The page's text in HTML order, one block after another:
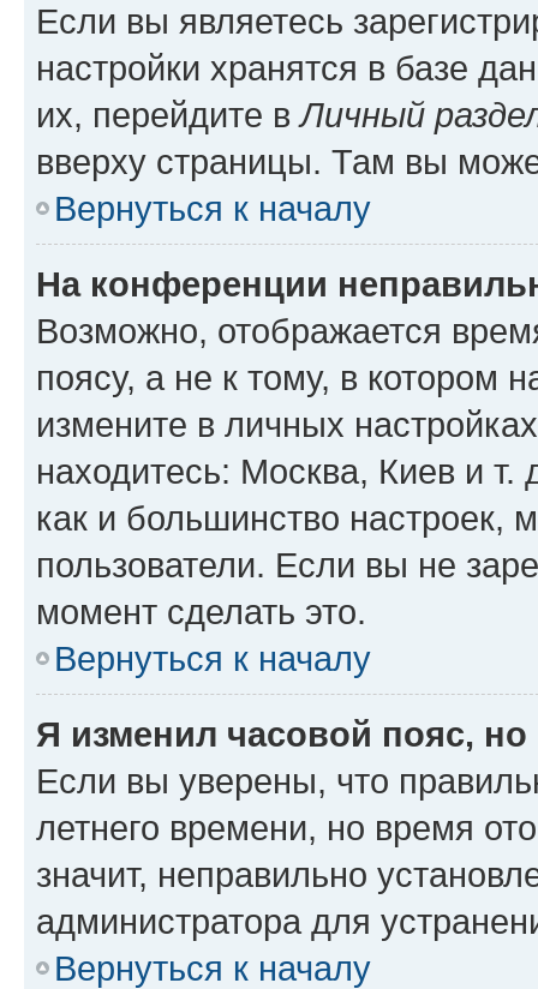
Если вы являетесь
настройки хранятся в базе
их, перейдите вЛичный
вверху страницы. Там вы
Вернуться к началу
На конференции
Возможно, отображается
поясу, а не к тому, в котором
измените в личных
находитесь: Москва, Киев и т.
как и большинство настроек,
пользователи. Если вы не
момент сделать это.
Вернуться к началу
Я изменил часовой пояс,
Если вы уверены, что
летнего времени, но время
значит, неправильно
администратора для
Вернуться к началу